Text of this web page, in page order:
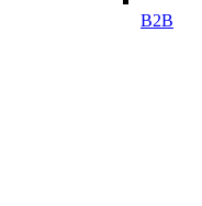
B2B